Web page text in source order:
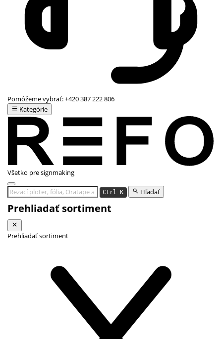
Pomôžeme vybrať:+420 387 222 806
Kategórie
Všetko pre signmaking
Ctrl K Hľadať
Prehliadať sortiment
Prehliadať sortiment